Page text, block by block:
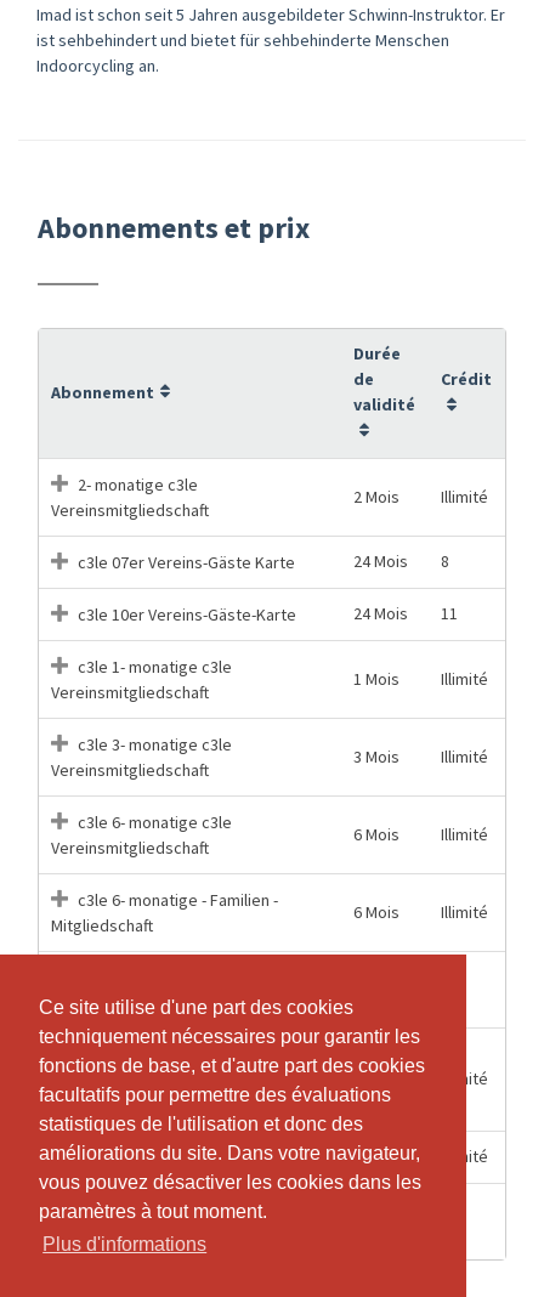
Ce site utilise d'une part des cookies
techniquement nécessaires pour garantir les
fonctions de base, et d'autre part des cookies
facultatifs pour permettre des évaluations
statistiques de l'utilisation et donc des
améliorations du site. Dans votre navigateur,
vous pouvez désactiver les cookies dans les
paramètres à tout moment.
Plus d'informations
Ce site utilise d'une part des cookies
techniquement nécessaires pour garantir les
fonctions de base, et d'autre part des cookies
facultatifs pour permettre des évaluations
statistiques de l'utilisation et donc des
améliorations du site. Dans votre navigateur,
vous pouvez désactiver les cookies dans les
paramètres à tout moment.
Plus d'informations
Imad ist schon seit 5 Jahren ausgebildeter Schwinn-Instruktor. Er
ist sehbehindert und bietet für sehbehinderte Menschen
Indoorcycling an.
Abonnements et prix
Abonnement
Durée
de
validité
Crédit
2- monatige c3le
Vereinsmitgliedschaft
2 Mois Illimité
c3le 07er Vereins-Gäste Karte 24 Mois 8
c3le 10er Vereins-Gäste-Karte 24 Mois 11
c3le 1- monatige c3le
Vereinsmitgliedschaft
1 Mois Illimité
c3le 3- monatige c3le
Vereinsmitgliedschaft
3 Mois Illimité
c3le 6- monatige c3le
Vereinsmitgliedschaft
6 Mois Illimité
c3le 6- monatige - Familien -
Mitgliedschaft
6 Mois Illimité
c3le Jahres "KombiPlus"
Mitgliedschaft c3le und Van der Merwe
Center
12 Mois Illimité
c3le Jahres Vereinsmitgliedschaft 12 Mois Illimité
c3le Probetraining